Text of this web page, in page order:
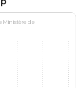
Ministère de